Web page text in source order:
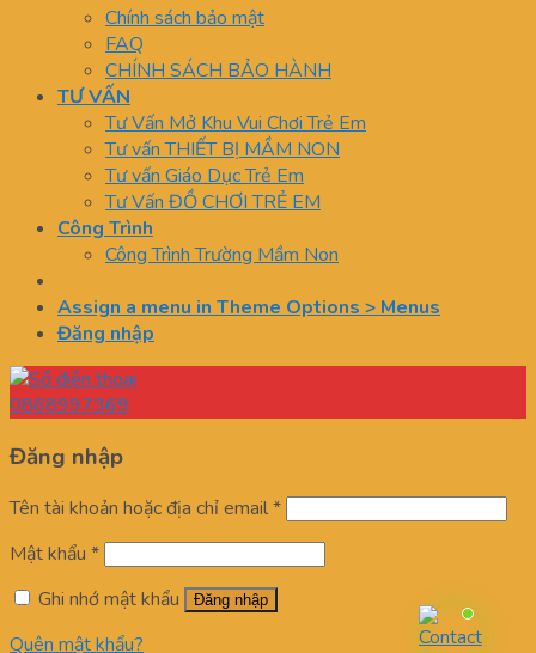
Chính sách bảo mật
FAQ
CHÍNH SÁCH BẢO HÀNH
TƯ VẤN
Tư Vấn Mở Khu Vui Chơi Trẻ Em
Tư vấn THIẾT BỊ MẦM NON
Tư vấn Giáo Dục Trẻ Em
Tư Vấn ĐỒ CHƠI TRẺ EM
Công Trình
Công Trình Trường Mầm Non
Assign a menu in Theme Options > Menus
Đăng nhập
0868997369
Đăng nhập
Tên tài khoản hoặc địa chỉ email*
Mật khẩu *
Ghi nhớ mật khẩu
Đăng nhập
Quên mật khẩu?